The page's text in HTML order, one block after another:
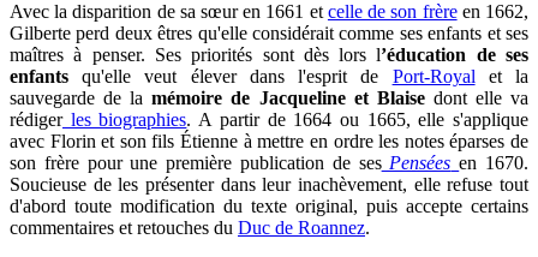
Avec la disparition de sa sœur en 1661 et celle de son frèreen 1662,
Gilberte perd deux êtres qu'elle considérait comme ses enfants et ses
maîtres à penser. Ses priorités sont dès lors l’éducation de ses
enfants qu'elle veut élever dans l'esprit de Port-Royal et la
sauvegarde de la mémoire de Jacqueline et Blaisedont elle va
rédigerles biographies. A partir de 1664 ou 1665, elle s'applique
avec Florin et son fils Étienne à mettre en ordre les notes éparses de
son frère pour une première publication de sesPensées en 1670.
Soucieuse de les présenter dans leur inachèvement, elle refuse tout
d'abord toute modification du texte original, puis accepte certains
commentaires et retouches du Duc de Roannez.